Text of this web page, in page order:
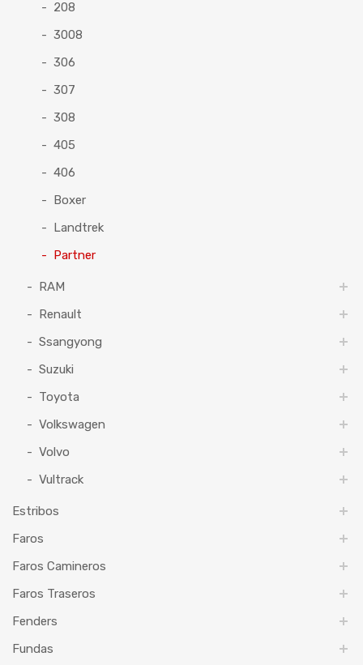
208
3008
306
307
308
405
406
Boxer
Landtrek
Partner
RAM
Renault
Ssangyong
Suzuki
Toyota
Volkswagen
Volvo
Vultrack
Estribos
Faros
Faros Camineros
Faros Traseros
Fenders
Fundas